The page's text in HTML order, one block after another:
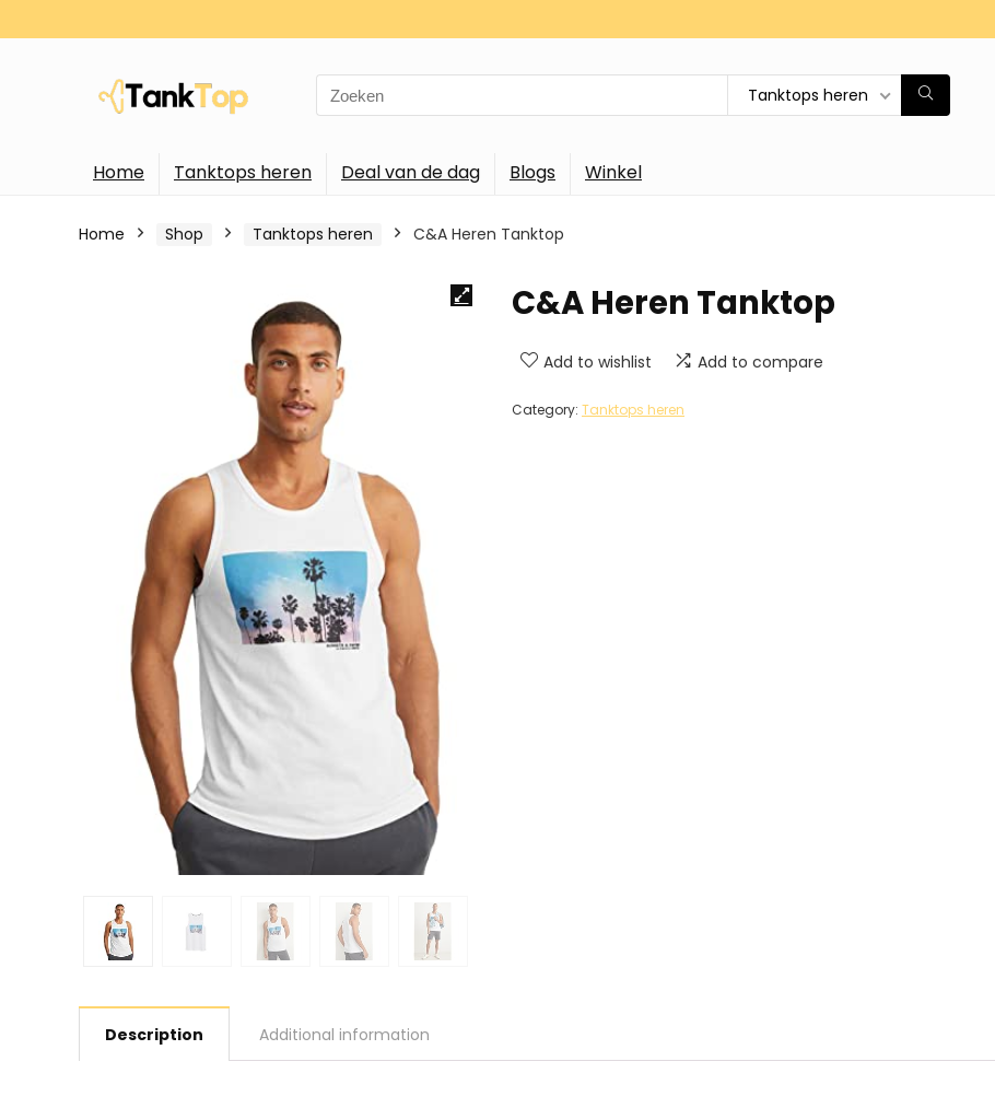
Search
for:
Tanktops heren
Home Tanktops heren Deal van de dag Blogs Winkel
Home Shop Tanktops heren C&A Heren Tanktop
C&A Heren Tanktop
Add to wishlist Add to compare
Category: Tanktops heren
Description Additional information